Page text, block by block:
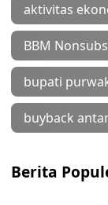
aktivitas
BBM
bupati
buyback
Berita